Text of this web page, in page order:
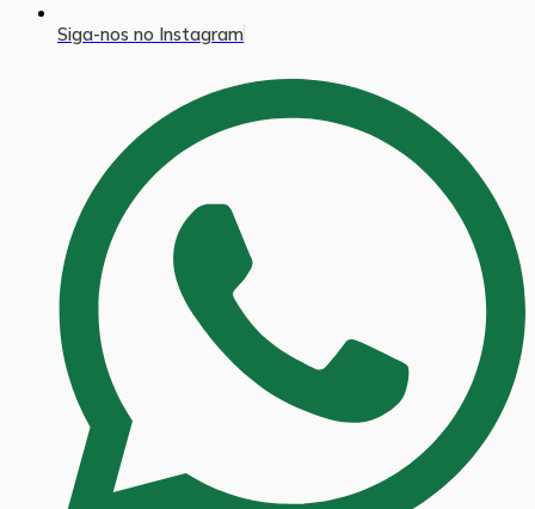
Siga-nos no Instagram